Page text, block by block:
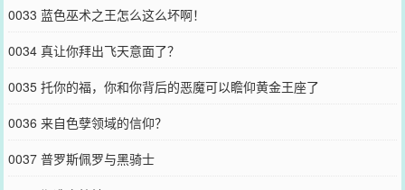
0033 蓝色巫术之王怎么这么坏啊！
0034 真让你拜出飞天意面了？
0035 托你的福，你和你背后的恶魔可以瞻仰黄金王座了
0036 来自色孽领域的信仰？
0037 普罗斯佩罗与黑骑士